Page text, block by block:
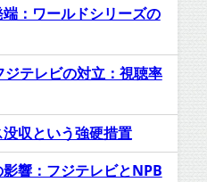
：ワールドシリーズの
ジテレビの対立：視聴率
収という強硬措置
響：フジテレビとNPB